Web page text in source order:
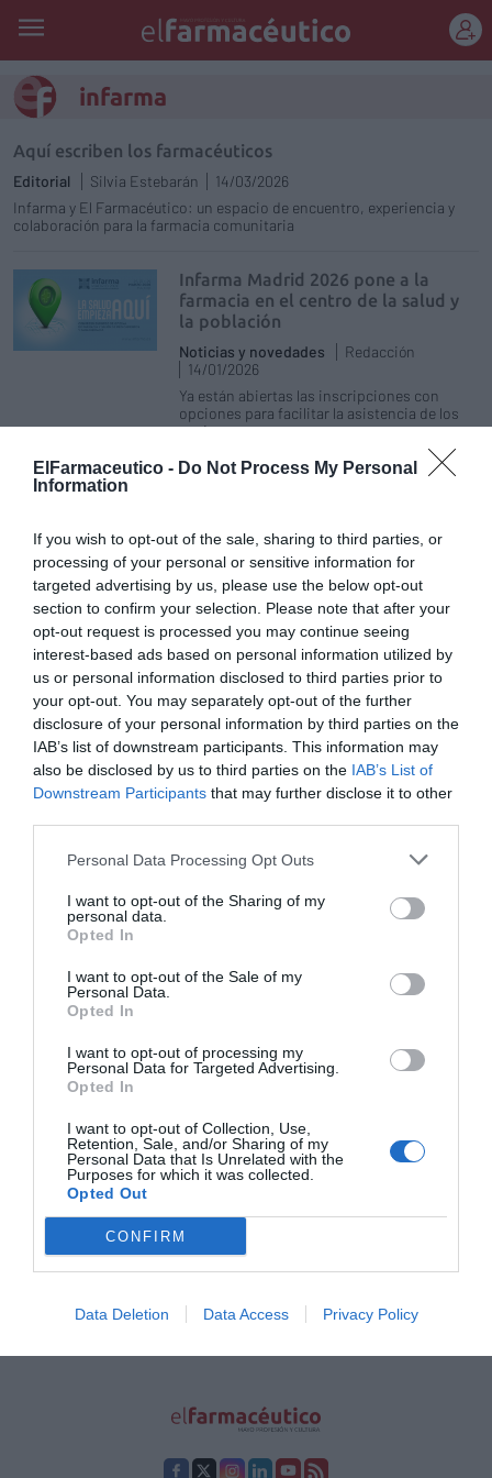
ElFarmaceutico - Do Not Process My Personal
Information
If you wish to opt-out of the sale, sharing to third parties, or
processing of your personal or sensitive information for
targeted advertising by us, please use the below opt-out
section to confirm your selection. Please note that after your
opt-out request is processed you may continue seeing
interest-based ads based on personal information utilized by
us or personal information disclosed to third parties prior to
your opt-out. You may separately opt-out of the further
disclosure of your personal information by third parties on the
IAB’s list of downstream participants. This information may
also be disclosed by us to third parties on the IAB’s List of
Downstream Participants that may further disclose it to other
Personal Data Processing Opt Outs
I want to opt-out of the Sharing of my
personal data.
Opted In
I want to opt-out of the Sale of my
Personal Data.
Opted In
I want to opt-out of processing my
Personal Data for Targeted Advertising.
Opted In
I want to opt-out of Collection, Use,
Retention, Sale, and/or Sharing of my
Personal Data that Is Unrelated with the
Purposes for which it was collected.
Opted Out
CONFIRM
Data Deletion Data Access Privacy Policy
infarma
Aquí escriben los farmacéuticos
Editorial Silvia Estebarán
14/03/2026
Infarma y El Farmacéutico: un espacio de encuentro, experiencia y
colaboración para la farmacia comunitaria
Infarma Madrid 2026 pone a la
farmacia en el centro de la salud y
la población
Noticias y novedades
Redacción
14/01/2026
Ya están abiertas las inscripciones con
opciones para facilitar la asistencia de los
equipos
Noticias y novedades
Redacción
Formular y dispensar cannabis
medicinal en farmacia comunitaria,
clave para un mejor seguimiento
farmacoterapéutico del paciente
Noticias y novedades
Redacción
07/04/2025
Infarma Barcelona 2025 cierra con
Noticias y novedades
Redacción
La 35 edición, más participativa, sostenible
25 y 26 de marzo del próximo año
dispensadores de recetas, somos
prescriptores de hábitos
Noticias y novedades
27/03/2025
Lo más leído
No se han encontrado artículos